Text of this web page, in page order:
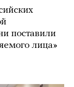
поставили
лица»